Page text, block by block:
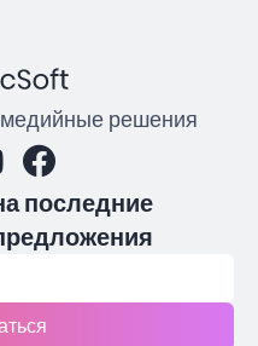
решения
последние